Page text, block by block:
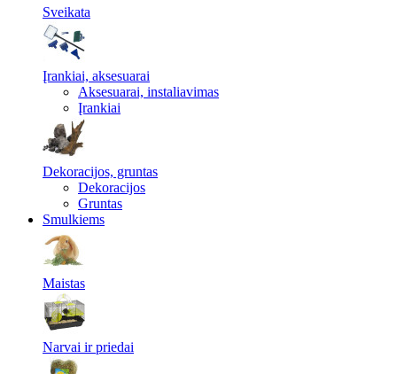
Sveikata
Įrankiai, aksesuarai
Aksesuarai, instaliavimas
Įrankiai
Dekoracijos, gruntas
Dekoracijos
Gruntas
Smulkiems
Maistas
Narvai ir priedai